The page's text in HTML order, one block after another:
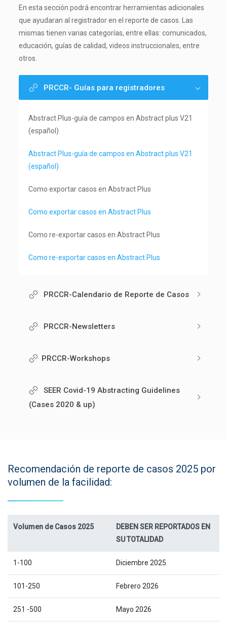
En esta sección podrá encontrar herramientas adicionales
que ayudaran al registrador en el reporte de casos. Las
mismas tienen varias categorías, entre ellas: comunicados,
educación, guías de calidad, videos instruccionales, entre
otros.
PRCCR- Guías para registradores
Abstract Plus-guía de campos en Abstract plus V21
(español)
Abstract Plus-guía de campos en Abstract plus V21
(español)
Como exportar casos en Abstract Plus
Como exportar casos en Abstract Plus
Como re-exportar casos en Abstract Plus
Como re-exportar casos en Abstract Plus
PRCCR-Calendario de Reporte de Casos
PRCCR-Newsletters
PRCCR-Workshops
SEER Covid-19 Abstracting Guidelines
(Cases 2020 & up)
Recomendación de reporte de casos 2025 por
volumen de la facilidad:
Volumen de Casos 2025
DEBEN SER REPORTADOS EN
SU TOTALIDAD
1-100 Diciembre 2025
101-250 Febrero 2026
251 -500 Mayo 2026